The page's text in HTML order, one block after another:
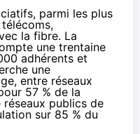
parmi les plus
la fibre. La
une trentaine
adhérents et
une
entre réseaux
57 % de la
publics de
sur 85 % du